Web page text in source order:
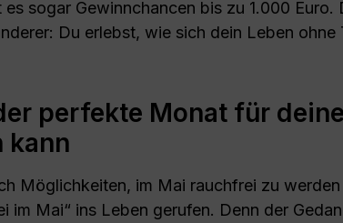
sogar Gewinnchancen bis zu 1.000 Euro.
Du erlebst, wie sich dein Leben ohne
perfekte Monat für
kann
Möglichkeiten, im Mai rauchfrei zu
im Mai“ ins Leben gerufen. Denn der